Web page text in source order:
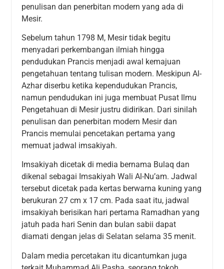
penulisan dan penerbitan modern yang ada di
Mesir.
Sebelum tahun 1798 M, Mesir tidak begitu
menyadari perkembangan ilmiah hingga
pendudukan Prancis menjadi awal kemajuan
pengetahuan tentang tulisan modern. Meskipun Al-
Azhar diserbu ketika kependudukan Prancis,
namun pendudukan ini juga membuat Pusat Ilmu
Pengetahuan di Mesir justru didirikan. Dari sinilah
penulisan dan penerbitan modern Mesir dan
Prancis memulai pencetakan pertama yang
memuat jadwal imsakiyah.
Imsakiyah dicetak di media bernama Bulaq dan
dikenal sebagai Imsakiyah Wali Al-Nu’am. Jadwal
tersebut dicetak pada kertas berwarna kuning yang
berukuran 27 cm x 17 cm. Pada saat itu, jadwal
imsakiyah berisikan hari pertama Ramadhan yang
jatuh pada hari Senin dan bulan sabii dapat
diamati dengan jelas di Selatan selama 35 menit.
Dalam media percetakan itu dicantumkan juga